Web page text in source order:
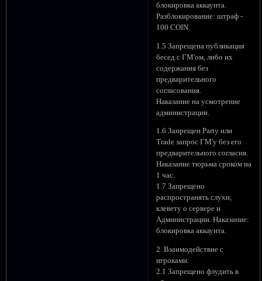
блокировка аккаунта.
Разблокирование: штраф -
100 COIN.
1.5 Запрещена публикация
бесед с ГМ'ом, либо их
содержания без
предварительного
согласования.
Наказание на усмотрение
администрации.
1.6 Запрещен Party или
Trade запрос ГМ'у без его
предварительного согласия.
Наказание тюрьма сроком на
1 час.
1.7 Запрещено
распространять слухи,
клевету о сервере и
Администрации. Наказание:
блокировка аккаунта.
2. Взаимодействие с
игроками:
2.1 Запрещено флудить в